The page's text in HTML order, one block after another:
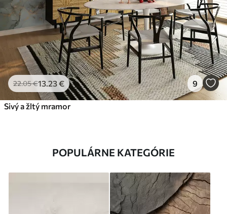
22.05€13.23€ 9
Sivý a žltý mramor
POPULÁRNE KATEGÓRIE